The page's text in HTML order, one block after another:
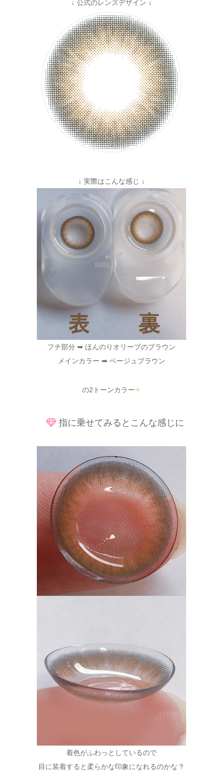
↓ 公式のレンズデザイン ↓
↓ 実際はこんな感じ ↓
フチ部分 ➡ ほんのりオリーブのブラウン
メインカラー ➡ ベージュブラウン
の2トーンカラー✧
指に乗せてみるとこんな感じに
着色がふわっとしているので
目に装着すると柔らかな印象になれるのかな？